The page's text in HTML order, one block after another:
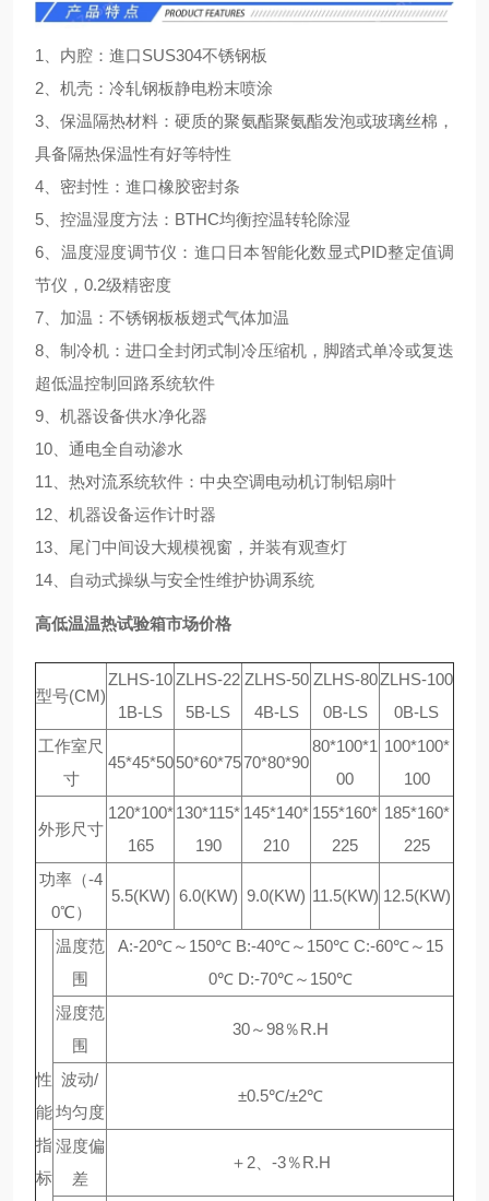
1、内腔：進口SUS304不锈钢板
2、机壳：冷轧钢板静电粉末喷涂
3、保温隔热材料：硬质的聚氨酯聚氨酯发泡或玻璃丝棉，
具备隔热保温性有好等特性
4、密封性：進口橡胶密封条
5、控温湿度方法：BTHC均衡控温转轮除湿
6、温度湿度调节仪：進口日本智能化数显式PID整定值调
节仪，0.2级精密度
7、加温：不锈钢板板翅式气体加温
8、制冷机：进口全封闭式制冷压缩机，脚踏式单冷或复迭
超低温控制回路系统软件
9、机器设备供水净化器
10、通电全自动渗水
11、热对流系统软件：中央空调电动机订制铝扇叶
12、机器设备运作计时器
13、尾门中间设大规模视窗，并装有观查灯
14、自动式操纵与安全性维护协调系统
高低温温热试验箱市场价格
型号(CM)
ZLHS-10
1B-LS
ZLHS-22
5B-LS
ZLHS-50
4B-LS
ZLHS-80
0B-LS
ZLHS-100
0B-LS
工作室尺
寸
45*45*50 50*60*7570*80*90
80*100*1
00
100*100*
100
外形尺寸
120*100*
165
130*115*
190
145*140*
210
155*160*
225
185*160*
225
功率（-4
0℃）
5.5(KW) 6.0(KW) 9.0(KW) 11.5(KW) 12.5(KW)
性
能
指
标
温度范
围
A:-20℃～150℃ B:-40℃～150℃ C:-60℃～15
0℃ D:-70℃～150℃
湿度范
围
30～98％R.H
波动/
均匀度
±0.5℃/±2℃
湿度偏
差
＋2、-3％R.H